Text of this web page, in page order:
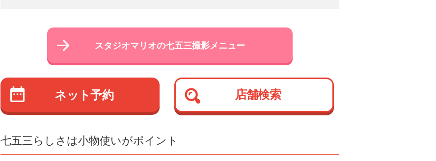
スタジオマリオの七五三撮影メニュー
ネット予約 店舗検索
七五三らしさは小物使いがポイント